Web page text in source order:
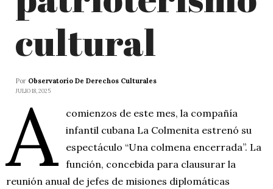
cultural
Por Observatorio De Derechos Culturales
JULIO 18, 2025
A
comienzos de este mes, la compañía
infantil cubana La Colmenita estrenó su
espectáculo “Una colmena encerrada”. La
función, concebida para clausurar la
reunión anual de jefes de misiones diplomáticas